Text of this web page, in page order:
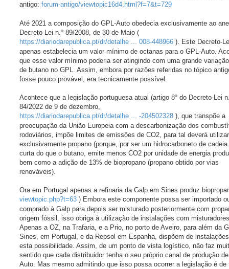
antigo: forum-antigo/viewtopic16d4.html?f=7&t=729
Até 2021 a composição do GPL-Auto obedecia exclusivamente ao
Decreto-Lei n.º 89/2008, de 30 de Maio (
https://diariodarepublica.pt/dr/detalhe ... 008-448966 ). Este Decreto-
apenas estabelecia um valor mínimo de octanas para o GPL-Auto.
que esse valor mínimo poderia ser atingindo com uma grande
de butano no GPL. Assim, embora por razões referidas no tópico
fosse pouco provável, era tecnicamente possível.
Acontece que a legislação portuguesa atual (artigo 8º do Decreto-Lei
84/2022 de 9 de dezembro,
https://diariodarepublica.pt/dr/detalhe ... -204502328 ), que transpõe a
preocupação da União Europeia com a descarbonização dos
rodoviários, impõe limites de emissões de CO2, para tal deverá
exclusivamente propano (porque, por ser um hidrocarboneto de
curta do que o butano, emite menos CO2 por unidade de energia
bem como a adição de 13% de biopropano (propano obtido por vias
renováveis).
Ora em Portugal apenas a refinaria da Galp em Sines produz
viewtopic.php?t=63 ) Embora este componente possa ser importado
comprado à Galp para depois ser misturado posteriormente com
origem fóssil, isso obriga à utilização de instalações com
Apenas a OZ, na Trafaria, e a Prio, no porto de Aveiro, para além da
Sines, em Portugal, e da Repsol em Espanha, dispõem de
esta possibilidade. Assim, de um ponto de vista logístico, não faz
sentido que cada distribuidor tenha o seu próprio canal de produção
Auto. Mas mesmo admitindo que isso possa ocorrer a legislação é de